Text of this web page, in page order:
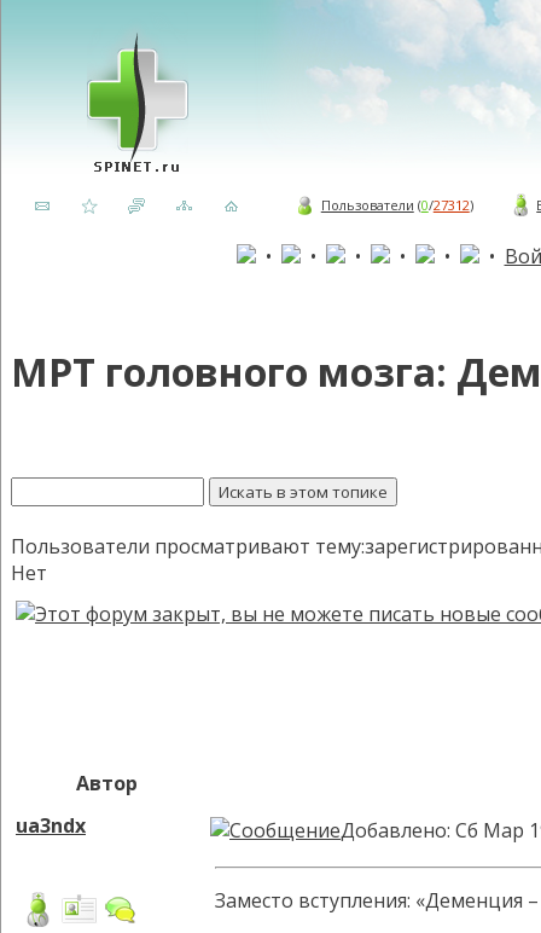
Пользователи (0/27312)
• • • • • •
МРТ головного мозга:
Пользователи просматривают
Нет
Автор
ua3ndx
Добавлено: Сб Мар
Заместо вступления: